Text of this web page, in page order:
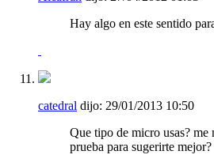
Hay algo en este sentido
catedral dijo: 29/01/2013 10:50
Que tipo de micro usas? me
prueba para sugerirte